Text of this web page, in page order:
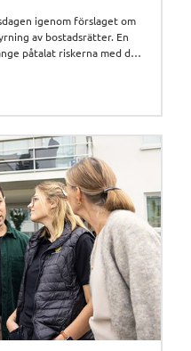
igenom förslaget om
av bostadsrätter. En
påtalat riskerna med den